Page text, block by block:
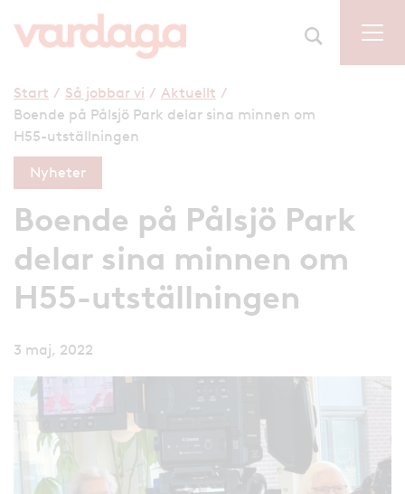
Start / Så jobbar vi / Aktuellt /
Boende på Pålsjö Park delar sina minnen om
H55-utställningen
Nyheter
Boende på Pålsjö Park
delar sina minnen om
H55-utställningen
3 maj, 2022